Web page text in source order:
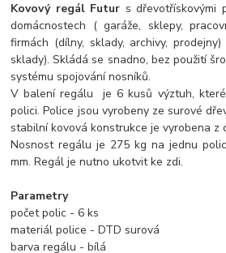
Kovový regál Futur s dřevotřískovými
domácnostech ( garáže, sklepy,
firmách (dílny, sklady, archivy,
sklady). Skládá se snadno, bez použití
systému spojování nosníků.
V balení regálu je 6 kusů výztuh,
polici. Police jsou vyrobeny ze surové
stabilní kovová konstrukce je vyrobena z
Nosnost regálu je 275 kg na jednu
mm. Regál je nutno ukotvit ke zdi.
Parametry
počet polic - 6 ks
materiál police - DTD surová
barva regálu - bílá